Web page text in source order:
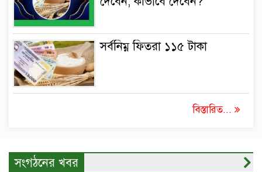
সর্বনিম্ন ফিতরা ১১৫ টাকা
বিস্তারিত...
সংগঠনের খবর